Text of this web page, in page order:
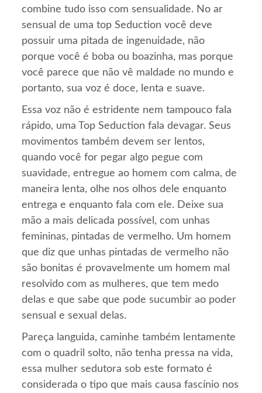
combine tudo isso com sensualidade. No ar
sensual de uma top Seduction você deve
possuir uma pitada de ingenuidade, não
porque você é boba ou boazinha, mas porque
você parece que não vê maldade no mundo e
portanto, sua voz é doce, lenta e suave.
Essa voz não é estridente nem tampouco fala
rápido, uma Top Seduction fala devagar. Seus
movimentos também devem ser lentos,
quando você for pegar algo pegue com
suavidade, entregue ao homem com calma, de
maneira lenta, olhe nos olhos dele enquanto
entrega e enquanto fala com ele. Deixe sua
mão a mais delicada possível, com unhas
femininas, pintadas de vermelho. Um homem
que diz que unhas pintadas de vermelho não
são bonitas é provavelmente um homem mal
resolvido com as mulheres, que tem medo
delas e que sabe que pode sucumbir ao poder
sensual e sexual delas.
Pareça languida, caminhe também lentamente
com o quadril solto, não tenha pressa na vida,
essa mulher sedutora sob este formato é
considerada o tipo que mais causa fascínio nos